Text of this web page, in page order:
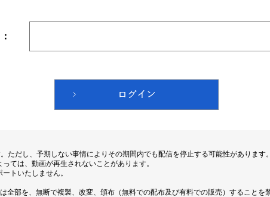
ただし、予期しない事情によりその期間内でも配信を停止する可能性があります
ては、動画が再生されないことがあります。
トいたしません。
全部を、無断で複製、改変、頒布（無料での配布及び有料での販売）することを